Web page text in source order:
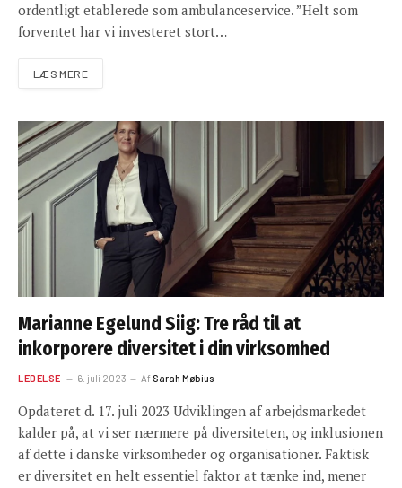
ordentligt etablerede som ambulanceservice. ”Helt som
forventet har vi investeret stort…
LÆS MERE
Marianne Egelund Siig: Tre råd til at
inkorporere diversitet i din virksomhed
LEDELSE 6. juli 2023 Af Sarah Møbius
Opdateret d. 17. juli 2023 Udviklingen af arbejdsmarkedet
kalder på, at vi ser nærmere på diversiteten, og inklusionen
af dette i danske virksomheder og organisationer. Faktisk
er diversitet en helt essentiel faktor at tænke ind, mener